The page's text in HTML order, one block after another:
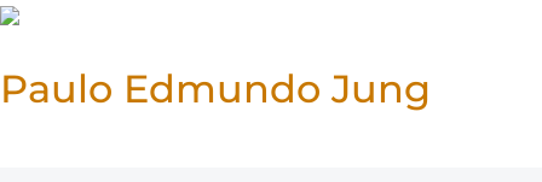
Paulo Edmundo Jung